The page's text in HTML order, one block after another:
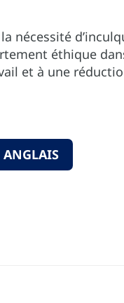
la nécessité
éthique
et à une
ANGLAIS